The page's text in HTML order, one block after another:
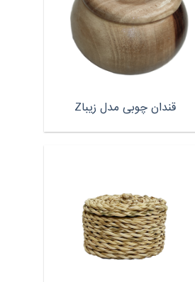
قندان چوبی مدل زیباZ